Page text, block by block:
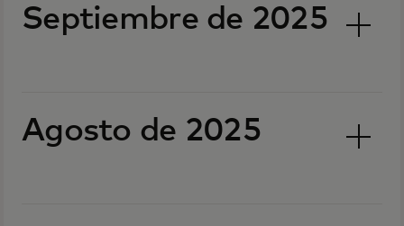
Septiembre de 2025
Agosto de 2025